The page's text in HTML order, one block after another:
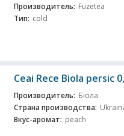
Производитель: Fuzetea
Тип: cold
Ceai Rece Biola persic
Производитель: Біола
Страна производства:
Вкус-аромат: peach